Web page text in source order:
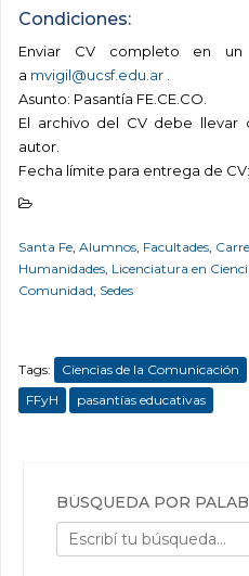
Condiciones:
Enviar CV completo en
a mvigil@ucsf.edu.ar
Asunto: Pasantía FE.CE.CO.
El archivo del CV debe
autor.
Fecha límite para entrega de CV:
Santa Fe, Alumnos, Facultades,
Humanidades, Licenciatura en
Comunidad, Sedes
Tags: Ciencias de la Comunicación
FFyH
pasantías educativas
BÚSQUEDA POR